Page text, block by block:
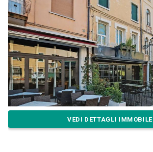
VEDI DETTAGLI IMMOBILE